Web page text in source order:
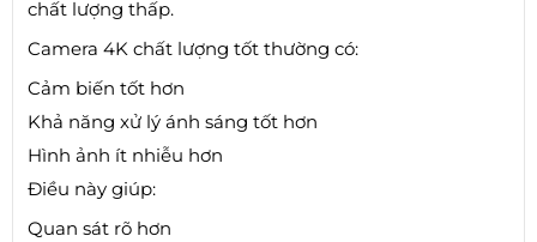
chất lượng thấp.
Camera 4K chất lượng tốt thường có:
Cảm biến tốt hơn
Khả năng xử lý ánh sáng tốt hơn
Hình ảnh ít nhiễu hơn
Điều này giúp:
Quan sát rõ hơn